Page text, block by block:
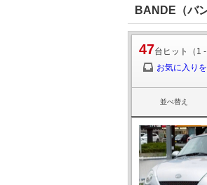
BANDE（バ
47台ヒット（1
お気に入り
並べ替え